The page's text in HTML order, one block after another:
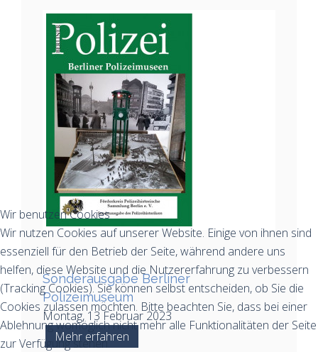
Sonderausgabe Berliner
Polizeimuseum
Montag, 13 Februar 2023
Mehr erfahren
Wir benutzen Cookies
Wir nutzen Cookies auf unserer Website. Einige von ihnen sind
essenziell für den Betrieb der Seite, während andere uns
helfen, diese Website und die Nutzererfahrung zu verbessern
(Tracking Cookies). Sie können selbst entscheiden, ob Sie die
Cookies zulassen möchten. Bitte beachten Sie, dass bei einer
Ablehnung womöglich nicht mehr alle Funktionalitäten der Seite
zur Verfügung stehen.